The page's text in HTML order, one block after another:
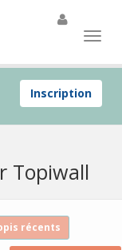
Inscription
Topiwall
récents